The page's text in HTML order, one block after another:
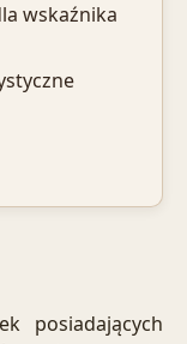
wskaźnika
posiadających